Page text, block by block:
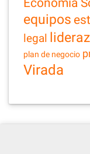
equipos
legal
plan de negocio
Virada